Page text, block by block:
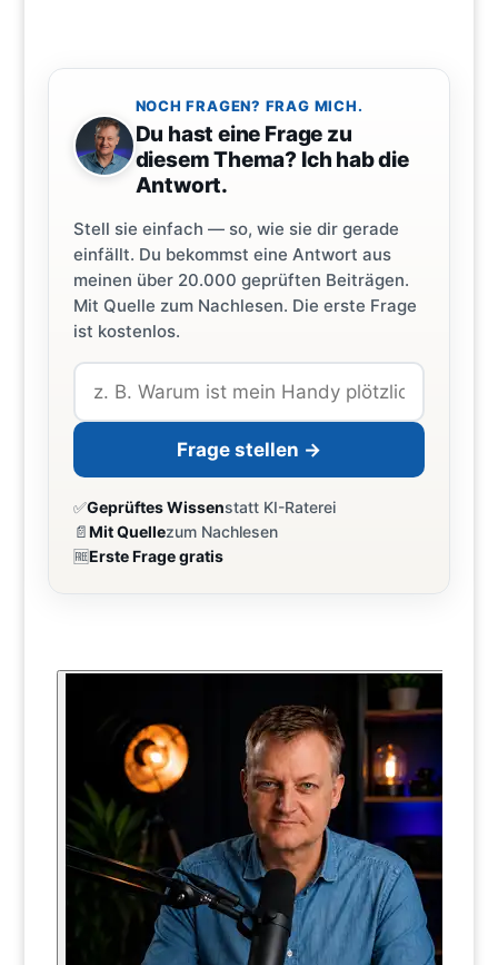
NOCH FRAGEN? FRAG MICH.
Du hast eine Frage zu
diesem Thema? Ich hab die
Antwort.
Stell sie einfach — so, wie sie dir gerade
einfällt. Du bekommst eine Antwort aus
meinen über 20.000 geprüften Beiträgen.
Mit Quelle zum Nachlesen. Die erste Frage
ist kostenlos.
Frage stellen →
✅Geprüftes Wissenstatt KI-Raterei
📄Mit Quellezum Nachlesen
🆓Erste Frage gratis